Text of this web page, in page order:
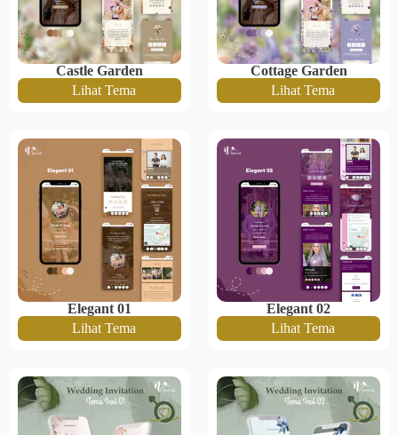
Castle Garden
Lihat Tema
Cottage Garden
Lihat Tema
Elegant 01
Lihat Tema
Elegant 02
Lihat Tema